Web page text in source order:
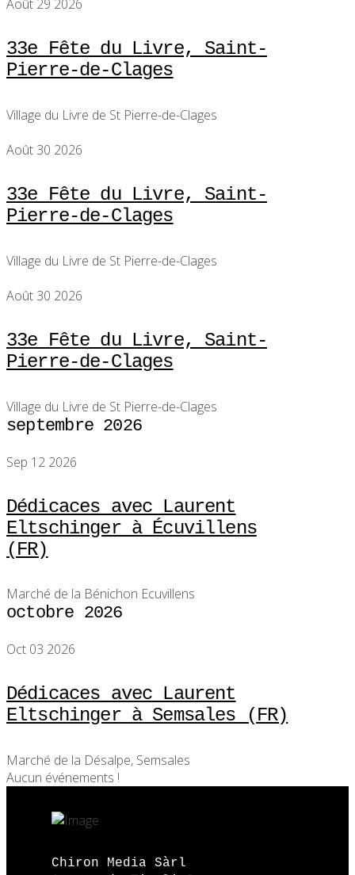
Août 29 2026
33e Fête du Livre, Saint-
Pierre-de-Clages
Village du Livre de St Pierre-de-Clages
Août 30 2026
33e Fête du Livre, Saint-
Pierre-de-Clages
Village du Livre de St Pierre-de-Clages
Août 30 2026
33e Fête du Livre, Saint-
Pierre-de-Clages
Village du Livre de St Pierre-de-Clages
septembre 2026
Sep 12 2026
Dédicaces avec Laurent
Eltschinger à Écuvillens
(FR)
Marché de la Bénichon Ecuvillens
octobre 2026
Oct 03 2026
Dédicaces avec Laurent
Eltschinger à Semsales (FR)
Marché de la Désalpe, Semsales
Aucun événements !
Chiron Media Sàrl